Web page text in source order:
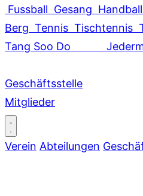
Fussball Gesang Handball
Berg Tennis Tischtennis
Tang Soo Do
Geschäftsstelle
Mitglieder
Verein Abteilungen